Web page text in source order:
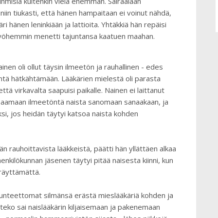
tiukasti, että hänen hampaitaan ei voinut nähdä,
hänen leninkiään ja lattioita. Yhtäkkiä hän repäisi
menetti tajuntansa kaatuen maahan.
oli ollut täysin ilmeetön ja rauhallinen - edes
hätkähtämään. Lääkärien mielestä oli parasta
virkavalta saapuisi paikalle. Nainen ei laittanut
ilmeetöntä naista sanomaan sanaakaan, ja
jos heidän täytyi katsoa naista kohden
rauhoittavista lääkkeistä, päätti hän yllättäen alkaa
jäsenen täytyi pitää naisesta kiinni, kun
silmänsä erästä mieslääkäriä kohden ja
sai naislääkärin kiljaisemaan ja pakenemaan